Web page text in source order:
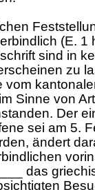
(E. 1
sind in
zu
vom
Sinne von
Der
sei am 5.
ändert
das